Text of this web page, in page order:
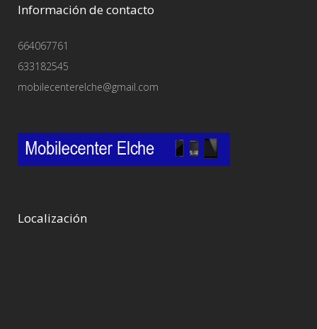
Información de contacto
664067761
633182545
mobilecenterelche@gmail.com
Localización